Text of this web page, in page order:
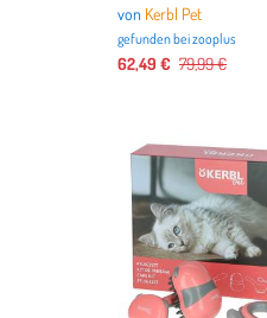
von Kerbl Pet
gefunden beizooplus
62,49 € 79,99 €